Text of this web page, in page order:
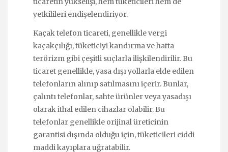
yetkilileri endişelendiriyor.
Kaçak telefon ticareti, genellikle vergi
kaçakçılığı, tüketiciyi kandırma ve hatta
terörizm gibi çeşitli suçlarla ilişkilendirilir. Bu
ticaret genellikle, yasa dışı yollarla elde edilen
telefonların alınıp satılmasını içerir. Bunlar,
çalıntı telefonlar, sahte ürünler veya yasadışı
olarak ithal edilen cihazlar olabilir. Bu
telefonlar genellikle orijinal üreticinin
garantisi dışında olduğu için, tüketicileri ciddi
maddi kayıplara uğratabilir.